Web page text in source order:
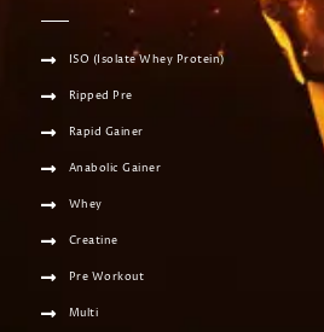
ISO (Isolate Whey Protein)
Ripped Pre
Rapid Gainer
Anabolic Gainer
Whey
Creatine
Pre Workout
Multi